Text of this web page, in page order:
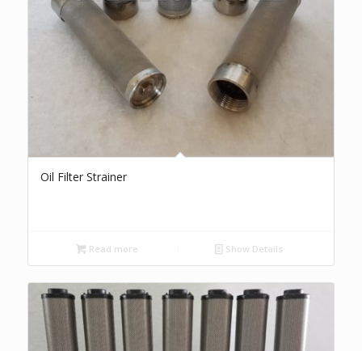
Oil Filter Strainer
Read more Show Details